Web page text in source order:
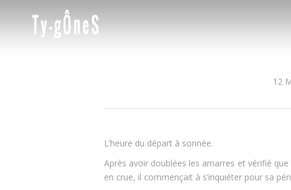
12
L’heure du départ à sonnée.
Après avoir doublées les amarres et vérifié
en crue, il commençait à s’inquiéter pour sa